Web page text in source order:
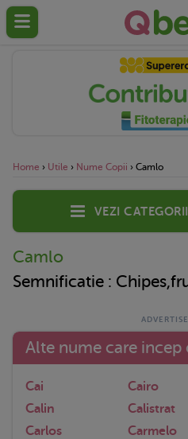
Home › Utile › Nume Copii › Camlo
Vezi
Camlo
Semnificatie :
Alte nume care incep
Cai Cairo
Calin
Calistrat
Carlos
Carmelo